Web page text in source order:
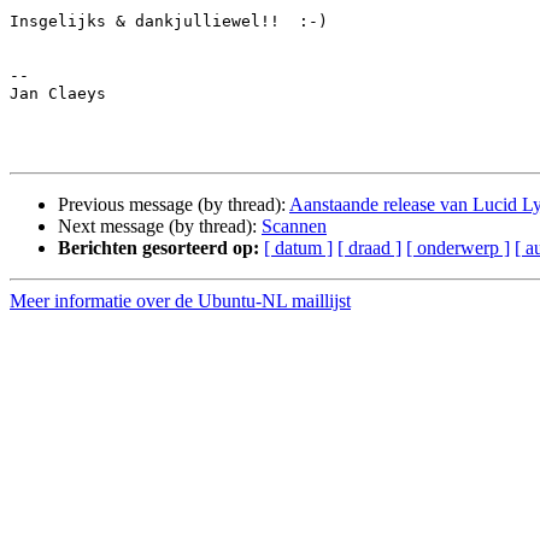
Insgelijks & dankjulliewel!!  :-)
--
Jan Claeys
Previous message (by thread): Aanstaande release van Lucid
Next message (by thread): Scannen
Berichten gesorteerd op: [ datum ] [ draad ] [ onderwerp ] [
Meer informatie over de Ubuntu-NL maillijst